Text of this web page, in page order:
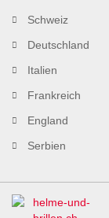
Schweiz
Deutschland
Italien
Frankreich
England
Serbien